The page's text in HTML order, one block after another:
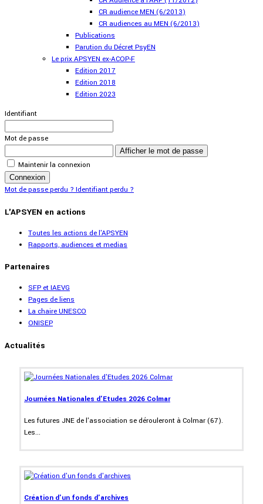
CR audience MEN (6/2013)
CR audiences au MEN (6/2013)
Publications
Parution du Décret PsyEN
Le prix APSYEN ex-ACOP-F
Edition 2017
Edition 2018
Edition 2023
Identifiant
Mot de passe
Afficher le mot de passe
Maintenir la connexion
Connexion
Mot de passe perdu ?Identifiant perdu ?
L'APSYEN en actions
Toutes les actions de l'APSYEN
Rapports, audiences et medias
Partenaires
SFP et IAEVG
Pages de liens
La chaire UNESCO
ONISEP
Actualités
Journées Nationales d'Etudes 2026 Colmar
Les futures JNE de l'association se dérouleront à Colmar (67).
Les...
Création d'un fonds d'archives